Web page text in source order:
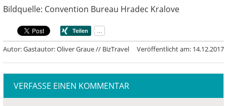
Bildquelle: Convention Bureau Hradec Kralove
Autor: Gastautor: Oliver Graue // BizTravel Veröffentlicht am: 14.12.2017
VERFASSE EINEN KOMMENTAR